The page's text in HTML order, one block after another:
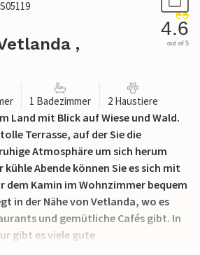
S05119
,
4.6
out of 5
1 Badezimmer 2 Haustiere
Land mit Blick auf Wiese und Wald.
Terrasse, auf der Sie die
Atmosphäre um sich herum
kühle Abende können Sie es sich mit
dem Kamin im Wohnzimmer bequem
in der Nähe von Vetlanda, wo es
und gemütliche Cafés gibt. In
gibt es viele gute